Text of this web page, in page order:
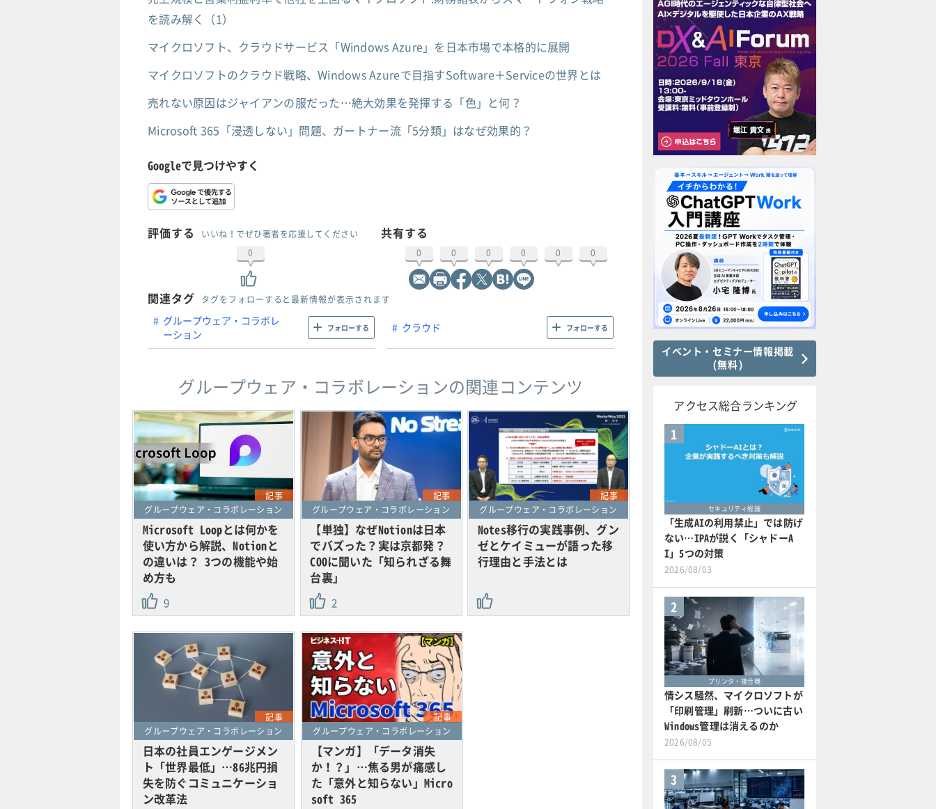
を読み解く（1）
マイクロソフト、クラウドサービス「Windows Azure」を日本市場で本格的に展開
マイクロソフトのクラウド戦略、Windows Azureで目指すSoftware＋Serviceの世界とは
売れない原因はジャイアンの服だった…絶大効果を発揮する「色」と何？
Microsoft 365「浸透しない」問題、ガートナー流「5分類」はなぜ効果的？
Googleで見つけやすく
評価する
いいね！でぜひ著者を応援してください
0
共有する
0 0 0 0 0 0
関連タグ タグをフォローすると最新情報が表示されます
グループウェア・コラボレ
ーション
フォローする クラウド フォローする
グループウェア・コラボレーションの関連コンテンツ
記事
グループウェア・コラボレーション
Microsoft Loopとは何かを
使い方から解説、Notionと
の違いは？ 3つの機能や始
め方も
9
記事
グループウェア・コラボレーション
【単独】なぜNotionは日本
でバズった？実は京都発？
COOに聞いた「知られざる舞
台裏」
2
記事
グループウェア・コラボレーション
Notes移行の実践事例、グン
ゼとケイミューが語った移
行理由と手法とは
記事
グループウェア・コラボレーション
日本の社員エンゲージメン
ト「世界最低」…86兆円損
失を防ぐコミュニケーショ
ン改革法
記事
グループウェア・コラボレーション
【マンガ】「データ消失
か！？」…焦る男が痛感し
た「意外と知らない」Micro
soft 365
イベント・セミナー情報掲載
(無料)
アクセス総合ランキング
1
セキュリティ総論
「生成AIの利用禁止」では防げ
ない…IPAが説く「シャドーA
I」5つの対策
2026/08/03
2
プリンタ・複合機
情シス騒然、マイクロソフトが
「印刷管理」刷新…ついに古い
Windows管理は消えるのか
2026/08/05
3